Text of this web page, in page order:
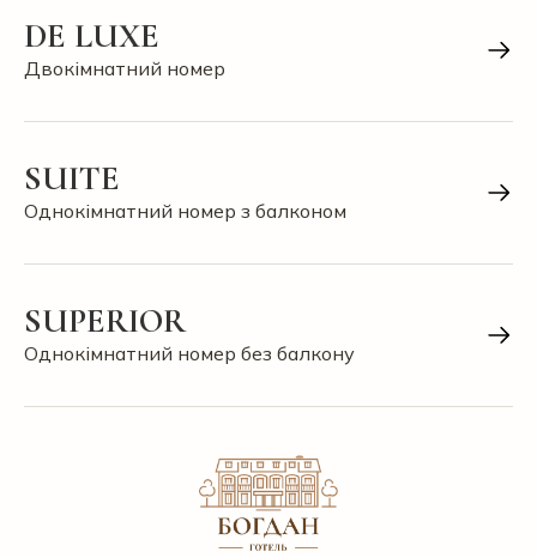
DE LUXE
Двокімнатний номер
SUITE
Однокімнатний номер з балконом
SUPERIOR
Однокімнатний номер без балкону